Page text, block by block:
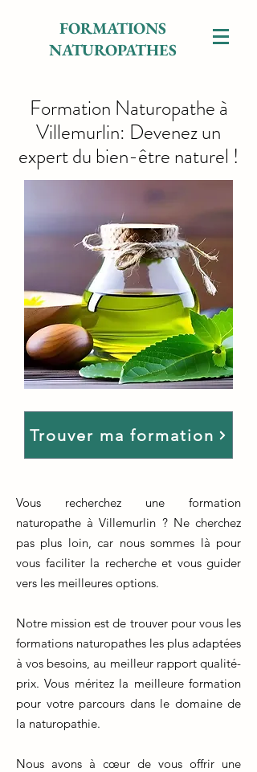
FORMATIONS
NATUROPATHES
Formation Naturopathe à
Villemurlin: Devenez un
expert du bien-être naturel !
Trouver ma formation
Vous recherchez une formation
naturopathe à Villemurlin ? Ne cherchez
pas plus loin, car nous sommes là pour
vous faciliter la recherche et vous guider
vers les meilleures options.
Notre mission est de trouver pour vous les
formations naturopathes les plus adaptées
à vos besoins, au meilleur rapport qualité-
prix. Vous méritez la meilleure formation
pour votre parcours dans le domaine de
la naturopathie.
Nous avons à cœur de vous offrir une